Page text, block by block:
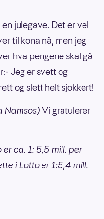
julegave. Det er vel
til kona nå, men jeg
hva pengene skal gå
Jeg er svett og
og slett helt sjokkert!
Namsos) Vi gratulerer
ca. 1: 5,5 mill. per
i Lotto er 1:5,4 mill.